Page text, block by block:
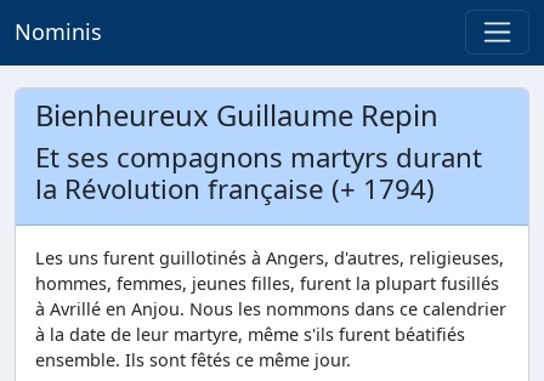
Nominis
Bienheureux Guillaume Repin
Et ses compagnons martyrs durant
la Révolution française (+ 1794)
Les uns furent guillotinés à Angers, d'autres, religieuses,
hommes, femmes, jeunes filles, furent la plupart fusillés
à Avrillé en Anjou. Nous les nommons dans ce calendrier
à la date de leur martyre, même s'ils furent béatifiés
ensemble. Ils sont fêtés ce même jour.